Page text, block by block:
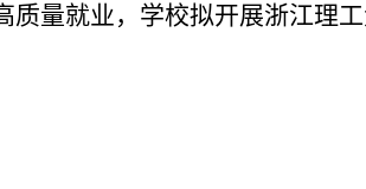
质量就业，学校拟开展浙江理